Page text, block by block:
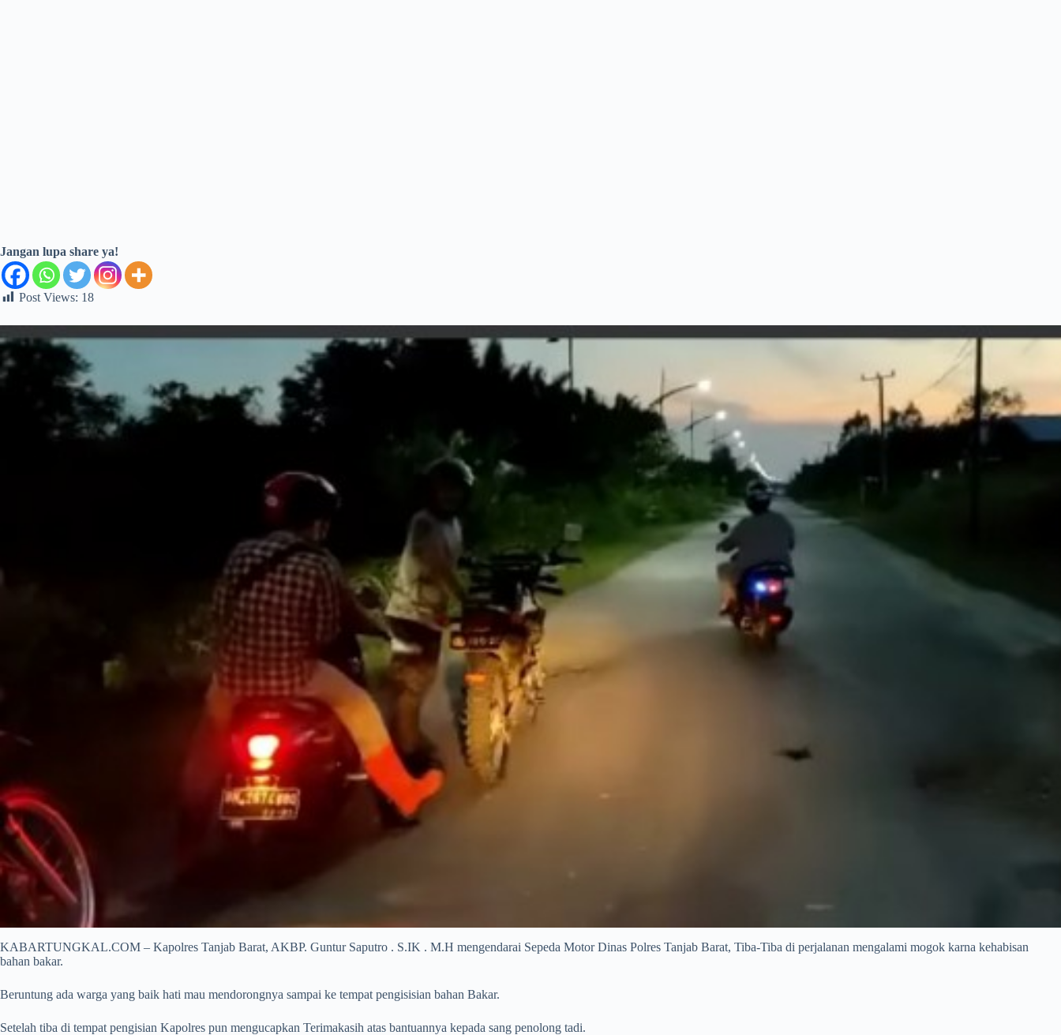
Jangan lupa share ya!
Post Views: 18
KABARTUNGKAL.COM – Kapolres Tanjab Barat, AKBP. Guntur Saputro . S.IK . M.H mengendarai Sepeda Motor Dinas Polres Tanjab Barat, Tiba-Tiba di perjalanan mengalami mogok karna kehabisan
bahan bakar.
Beruntung ada warga yang baik hati mau mendorongnya sampai ke tempat pengisisian bahan Bakar.
Setelah tiba di tempat pengisian Kapolres pun mengucapkan Terimakasih atas bantuannya kepada sang penolong tadi.